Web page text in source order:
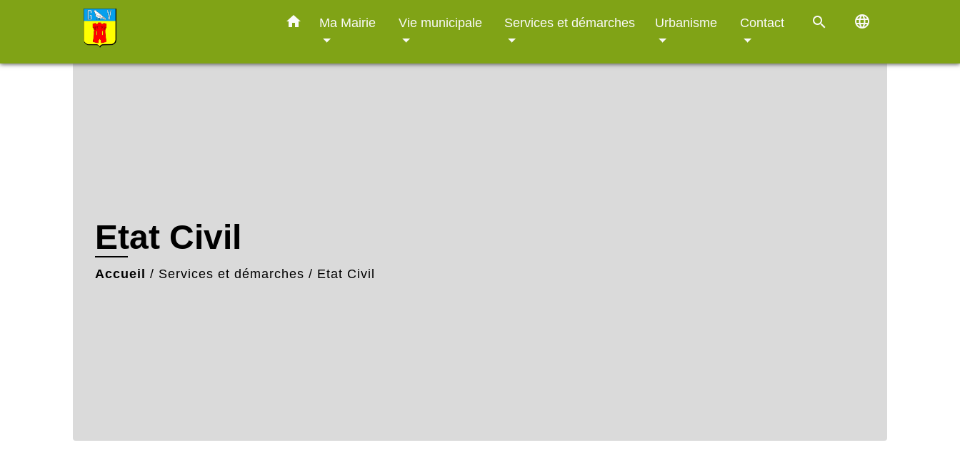
home Ma Mairie Vie municipale Services et démarches Urbanisme Contact search language
Etat Civil
Accueil / Services et démarches / Etat Civil